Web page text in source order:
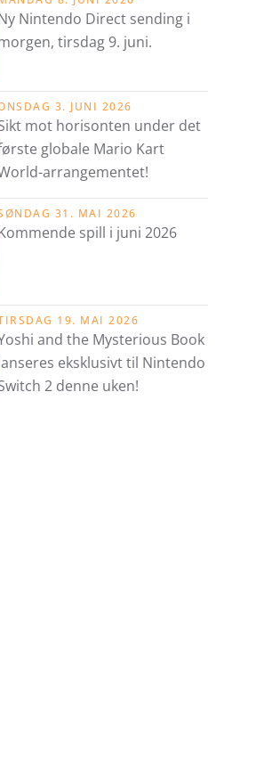
Nintendo Direct sending i
tirsdag 9. juni.
3. JUNI 2026
mot horisonten under det
globale Mario Kart
arrangementet!
31. MAI 2026
spill i juni 2026
19. MAI 2026
and the Mysterious Book
eksklusivt til Nintendo
2 denne uken!